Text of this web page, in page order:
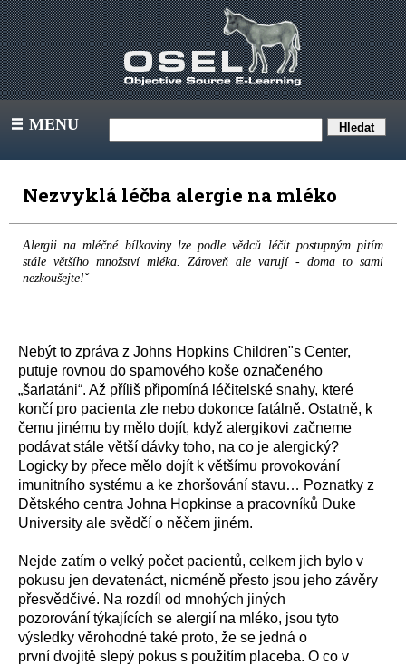
III MENU
Nezvyklá léčba alergie na mléko
Alergii na mléčné bílkoviny lze podle vědců léčit postupným pitím
stále většího množství mléka. Zároveň ale varují - doma to sami
nezkoušejte!ˇ
Nebýt to zpráva z Johns Hopkins Children"s Center,
putuje rovnou do spamového koše označeného
„šarlatáni“. Až příliš připomíná léčitelské snahy, které
končí pro pacienta zle nebo dokonce fatálně. Ostatně, k
čemu jinému by mělo dojít, když alergikovi začneme
podávat stále větší dávky toho, na co je alergický?
Logicky by přece mělo dojít k většímu provokování
imunitního systému a ke zhoršování stavu… Poznatky z
Dětského centra Johna Hopkinse a pracovníků Duke
University ale svědčí o něčem jiném.
Nejde zatím o velký počet pacientů, celkem jich bylo v
pokusu jen devatenáct, nicméně přesto jsou jeho závěry
přesvědčivé. Na rozdíl od mnohých jiných
pozorování týkajících se alergií na mléko, jsou tyto
výsledky věrohodné také proto, že se jedná o
první dvojitě slepý pokus s použitím placeba. O co v